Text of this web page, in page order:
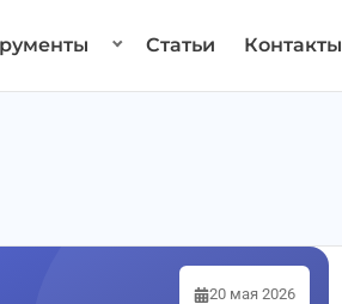
Статьи Контакты
20 мая 2026